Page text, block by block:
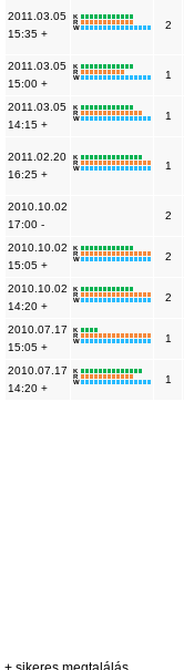
2011.03.05
15:35 +
K
R
W
2
2011.03.05
15:00 +
K
R
W
1
2011.03.05
14:15 +
K
R
W
1
2011.02.20
16:25 +
K
R
W
1
2010.10.02
17:00 -
2
2010.10.02
15:05 +
K
R
W
2
2010.10.02
14:20 +
K
R
W
2
2010.07.17
15:05 +
K
R
W
1
2010.07.17
14:20 +
K
R
W
1